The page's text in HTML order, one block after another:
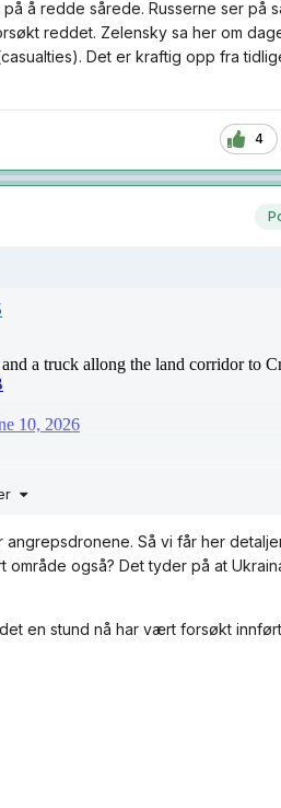
å redde sårede. Russerne ser på
reddet. Zelensky sa her om
Det er kraftig opp fra
4
med stoppested hvor de kunne skifte
Så vi får her
også? Det tyder på at
en stund nå har vært forsøkt